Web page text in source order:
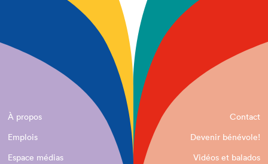
À propos
Contact
Emplois
Devenir bénévole!
Espace médias
Vidéos et balados